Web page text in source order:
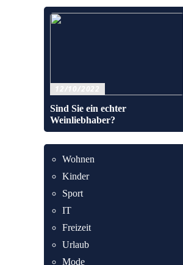
12/10/2022
Sind Sie ein echter
Weinliebhaber?
Wohnen
Kinder
Sport
IT
Freizeit
Urlaub
Mode